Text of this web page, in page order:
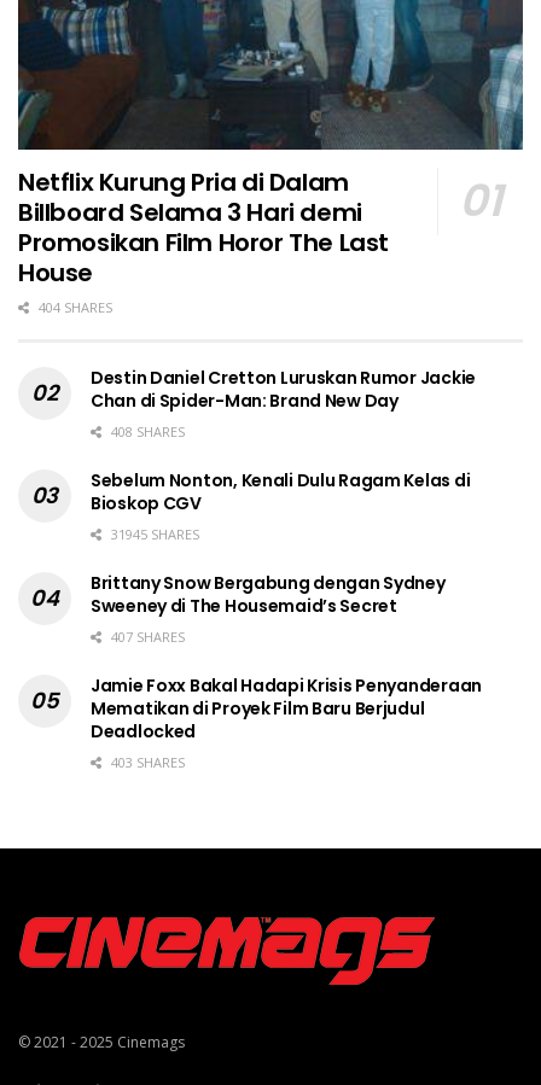
Netflix Kurung Pria di Dalam
Billboard Selama 3 Hari demi
Promosikan Film Horor The Last
House
404 SHARES
Destin Daniel Cretton Luruskan Rumor Jackie
Chan di Spider-Man: Brand New Day
408 SHARES
Sebelum Nonton, Kenali Dulu Ragam Kelas di
Bioskop CGV
31945 SHARES
Brittany Snow Bergabung dengan Sydney
Sweeney di The Housemaid’s Secret
407 SHARES
Jamie Foxx Bakal Hadapi Krisis Penyanderaan
Mematikan di Proyek Film Baru Berjudul
Deadlocked
403 SHARES
© 2021 - 2025 Cinemags